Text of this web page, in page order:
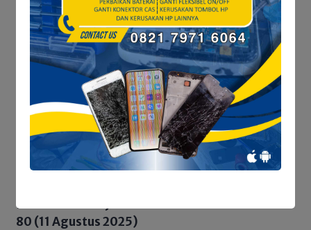
Perlindungan Ruang
Hidup Warga Aurkenali
Penelusuran Dua Hari,
FAJI Tanjab Barat &
MAPALA Data Potensi
Sungai Tembulun
POLITIK
No popular posts within this time range.
IKLAN HUT TANJAB BARAT KE-60 & HUT RI KE-
80 (11 Agustus 2025)